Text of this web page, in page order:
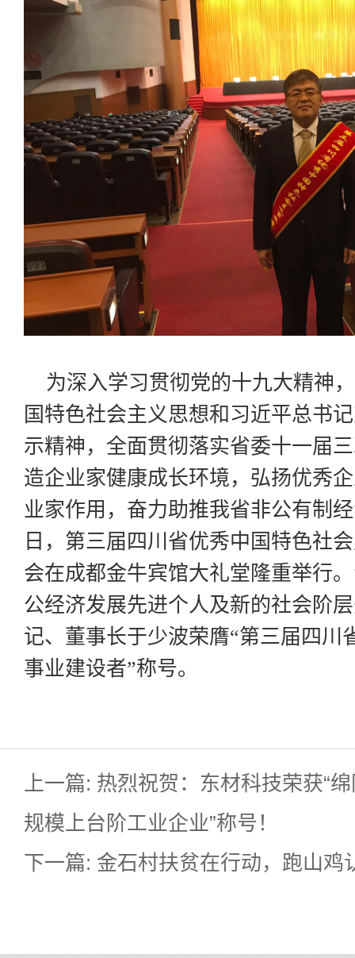
为深入学习贯彻党的十九大精神
国特色社会主义思想和习近平总书
示精神，全面贯彻落实省委十一届
造企业家健康成长环境，弘扬优秀
业家作用，奋力助推我省非公有制
日，第三届四川省优秀中国特色社
会在成都金牛宾馆大礼堂隆重举行
公经济发展先进个人及新的社会阶
记、董事长于少波荣膺“第三届四川
事业建设者”称号。
上一篇: 热烈祝贺：东材科技荣获“
规模上台阶工业企业”称号！
下一篇: 金石村扶贫在行动，跑山鸡